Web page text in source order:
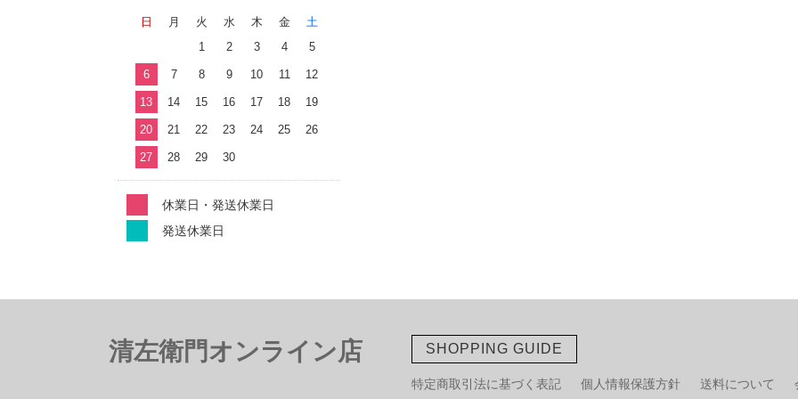
日 月 火 水 木 金
土
1
2 3 4 5
6 7 8 9 10 11 12
13 14 15 16 17 18 19
20 21 22 23 24 25 26
27 28 29 30
休業日・発送休業日
発送休業日
SHOPPING GUIDE
特定商取引法に基づく表記 個人情報保護方針 送料について
清左衛門オンライン店